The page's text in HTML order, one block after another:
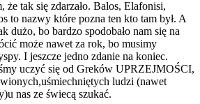
że tak się zdarzało. Balos, Elafonisi,
to nazwy które pozna ten kto tam był. A
dużo, bo bardzo spodobało nam się na
może nawet za rok, bo musimy
I jeszcze jedno zdanie na koniec.
uczyć się od Greków UPRZEJMOŚCI,
ludzi (nawet
nas ze świecą szukać.